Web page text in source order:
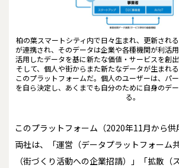
柏の葉スマートシティ内で日々生まれ、更新され
が連携され、そのデータは企業や各種機関が利活
活用したデータを基に新たな価値・サービスを創出
そして、個人や街からまた新たなデータが生まれ
このプラットフォームだ。個人のユーザーは、パ
を自ら決定し、あくまでも自分のために自身のデ
る。
このプラットフォーム（2020年11月から供
両社は、「運営（データプラットフォーム
（街づくり活動への企業招請）」「拡散（